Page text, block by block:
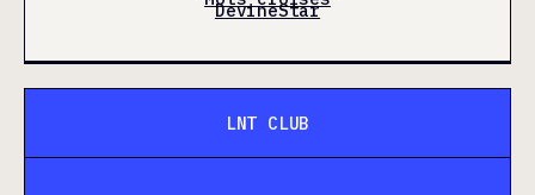
DevineStar
LNT CLUB